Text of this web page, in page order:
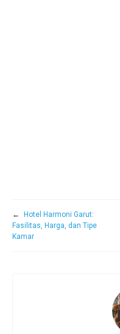
←
Hotel Harmoni Garut:
Fasilitas, Harga, dan Tipe
Kamar